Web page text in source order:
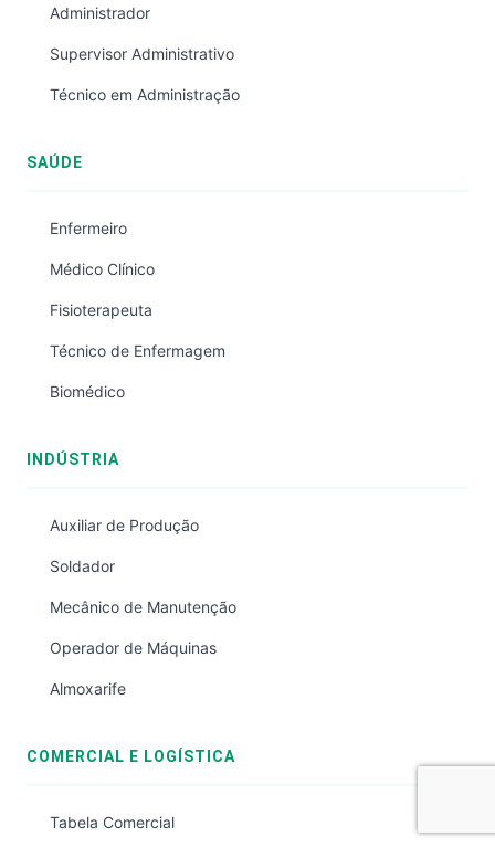
Administrador
Supervisor Administrativo
Técnico em Administração
SAÚDE
Enfermeiro
Médico Clínico
Fisioterapeuta
Técnico de Enfermagem
Biomédico
INDÚSTRIA
Auxiliar de Produção
Soldador
Mecânico de Manutenção
Operador de Máquinas
Almoxarife
COMERCIAL E LOGÍSTICA
Tabela Comercial